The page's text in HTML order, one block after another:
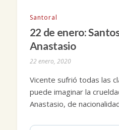
Santoral
22 de enero:
Anastasio
22 enero, 2020
Vicente sufrió todas las
puede imaginar la
Anastasio, de